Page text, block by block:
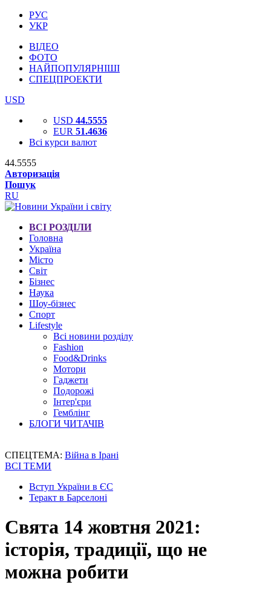
РУС
УКР
ВІДЕО
ФОТО
НАЙПОПУЛЯРНІШІ
СПЕЦПРОЕКТИ
USD
USD 44.5555
EUR 51.4636
Всі курси валют
44.5555
Авторизація
Пошук
RU
ВСІ РОЗДІЛИ
Головна
Україна
Місто
Світ
Бізнес
Наука
Шоу-бізнес
Спорт
Lifestyle
Всі новини розділу
Fashion
Food&Drinks
Мотори
Гаджети
Подорожі
Інтер'єри
Гемблінг
БЛОГИ ЧИТАЧІВ
СПЕЦТЕМА: Війна в Ірані
ВСІ ТЕМИ
Вступ України в ЄС
Теракт в Барселоні
Свята 14 жовтня 2021:
історія, традиції, що не
можна робити